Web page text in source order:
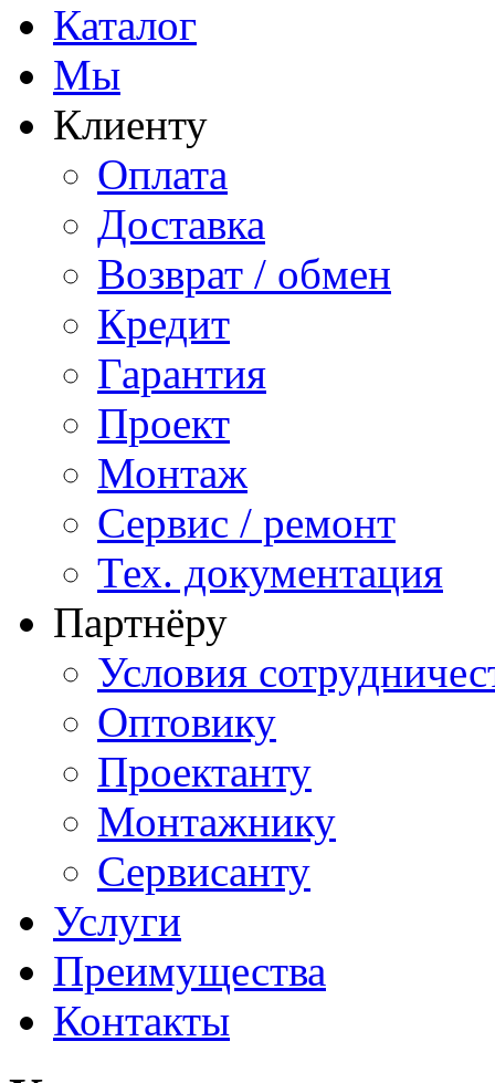
Каталог
Мы
Клиенту
Оплата
Доставка
Возврат / обмен
Кредит
Гарантия
Проект
Монтаж
Сервис / ремонт
Тех. документация
Партнёру
Условия
Оптовику
Проектанту
Монтажнику
Сервисанту
Услуги
Преимущества
Контакты